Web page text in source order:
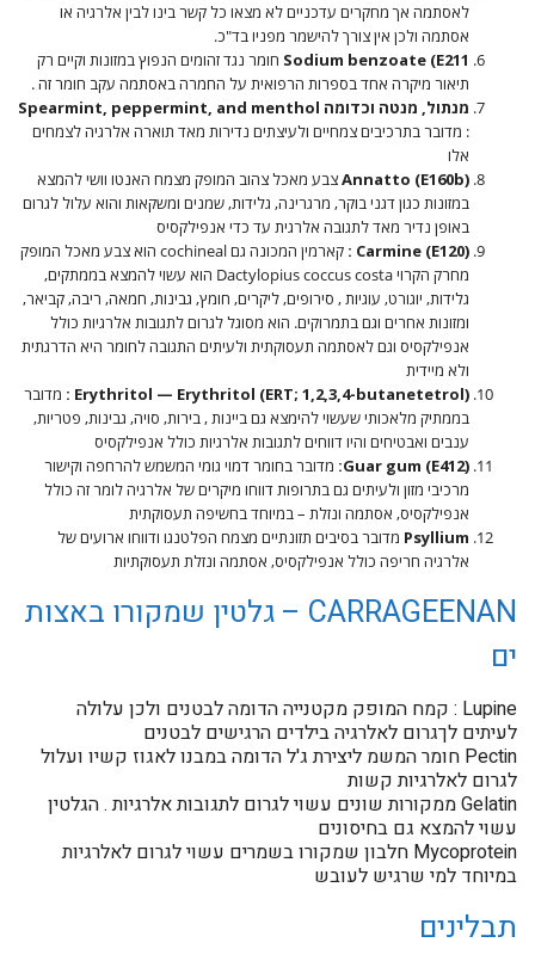
לאסתמה אך מחקרים עדכניים לא מצאו כל קשר בינו לבין אלרגיה או
אסתמה ולכן אין צורך להישמר מפניו בד"כ.
Sodium benzoate (E211 חומר נגד זהומים הנפוץ במזונות וקיים רק
תיאור מיקרה אחד בספרות הרפואית על החמרה באסתמה עקב חומר זה .
מנתול, מנטה וכדומה Spearmint, peppermint, and menthol
: מדובר בתרכיבים צמחיים ולעיצתים נדירות מאד תוארה אלרגיה לצמחים
אלו
Annatto (E160b)צבע מאכל צהוב המופק מצמח האנטו וושי להמצא
במזונות כגון דגני בוקר, מרגרינה, גלידות, שמנים ומשקאות והוא עלול לגרום
באופן נדיר מאד לתגובה אלרגית עד כדי אנפילקסיס
Carmine (E120) :
קארמין המכונה גם cochineal הוא צבע מאכל המופק
מחרק הקרוי Dactylopius coccus costa הוא עשוי להמצא בממתקים,
גלידות, יוגורט, עוגיות , סירופים, ליקרים, חומץ, גבינות, חמאה, ריבה, קביאר,
ומזונות אחרים וגם בתמרוקים. הוא מסוגל לגרום לתגובות אלרגיות כולל
אנפילקסיס וגם לאסתמה תעסוקתית ולעיתים התגובה לחומר היא הדרגתית
ולא מיידית
Erythritol — Erythritol (ERT; 1,2,3,4-butanetetrol) :
מדובר
בממתיק מלאכותי שעשוי להימצא גם ביינות , בירות, סויה, גבינות, פטריות,
ענבים ואבטיחים והיו דווחים לתגובות אלרגיות כולל אנפילקסיס
Guar gum (E412): מדובר בחומר דמוי גומי המשמש להרחפה וקישור
מרכיבי מזון ולעיתים גם בתרופות דווחו מיקרים של אלרגיה לומר זה כולל
אנפילקסיס, אסתמה ונזלת – במיוחד בחשיפה תעסוקתית
Psyllium מדובר בסיבים תזונתיים מצמח הפלטנגו ודווחו ארועים של
אלרגיה חריפה כולל אנפילקסיס, אסתמה ונזלת תעסוקתיות
CARRAGEENAN – גלטין שמקורו באצות
ים
Lupine : קמח המופק מקטנייה הדומה לבטנים ולכן עלולה
לעיתים לךגרום לאלרגיה בילדים הרגישים לבטנים
Pectin חומר המשמ ליצירת ג'ל הדומה במבנו לאגוז קשיו ועלול
לגרום לאלרגיות קשות
Gelatin ממקורות שונים עשוי לגרום לתגובות אלרגיות . הגלטין
עשוי להמצא גם בחיסונים
Mycoprotein חלבון שמקורו בשמרים עשוי לגרום לאלרגיות
במיוחד למי שרגיש לעובש
תבלינים